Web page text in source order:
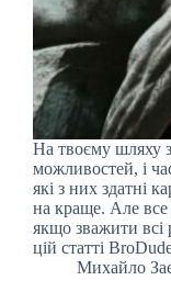
На твоєму шляху
можливостей, і
які з них здатні
на краще. Але
якщо зважити всі
цій статті
Михайло